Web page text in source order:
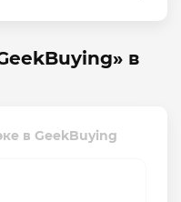
в
в GeekBuying